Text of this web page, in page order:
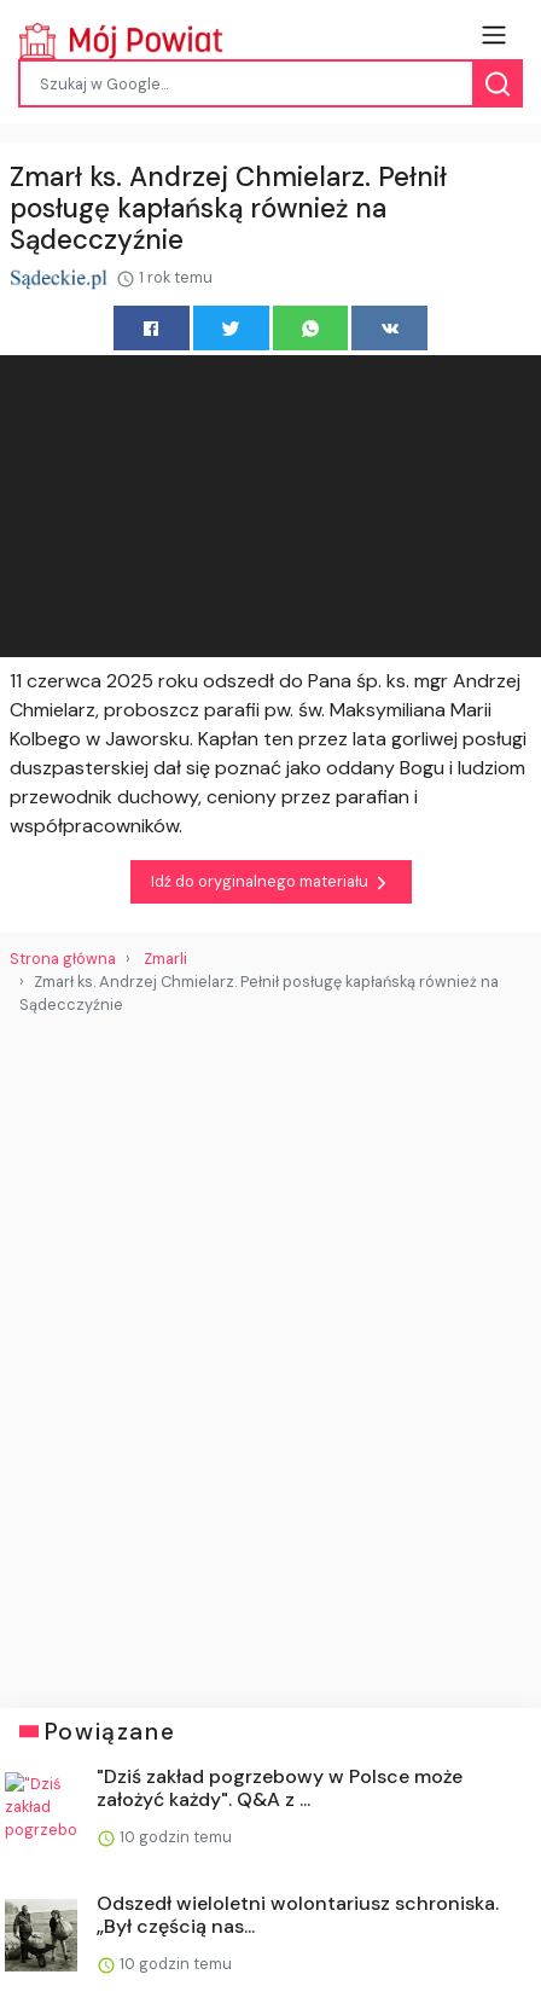
Zmarł ks. Andrzej Chmielarz. Pełnił
posługę kapłańską również na
Sądecczyźnie
1 rok temu
11 czerwca 2025 roku odszedł do Pana śp. ks. mgr Andrzej
Chmielarz, proboszcz parafii pw. św. Maksymiliana Marii
Kolbego w Jaworsku. Kapłan ten przez lata gorliwej posługi
duszpasterskiej dał się poznać jako oddany Bogu i ludziom
przewodnik duchowy, ceniony przez parafian i
współpracowników.
Idź do oryginalnego materiału
Strona główna
Zmarli
Zmarł ks. Andrzej Chmielarz. Pełnił posługę kapłańską również na
Sądecczyźnie
Powiązane
"Dziś zakład pogrzebowy w Polsce może
założyć każdy". Q&A z ...
10 godzin temu
Odszedł wieloletni wolontariusz schroniska.
„Był częścią nas...
10 godzin temu